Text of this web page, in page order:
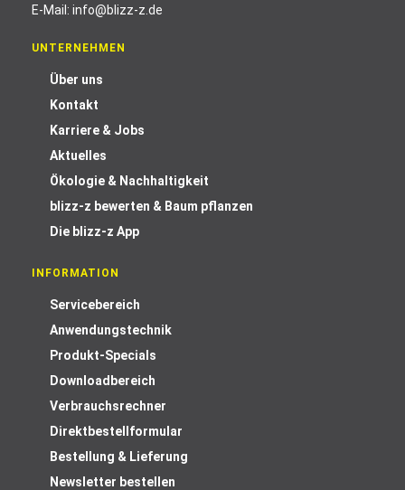
E-Mail: info@blizz-z.de
UNTERNEHMEN
Über uns
Kontakt
Karriere & Jobs
Aktuelles
Ökologie & Nachhaltigkeit
blizz-z bewerten & Baum pflanzen
Die blizz-z App
INFORMATION
Servicebereich
Anwendungstechnik
Produkt-Specials
Downloadbereich
Verbrauchsrechner
Direktbestellformular
Bestellung & Lieferung
Newsletter bestellen